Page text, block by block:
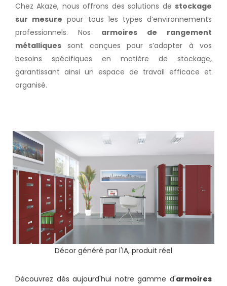
Chez Akaze, nous offrons des solutions de stockage
sur mesure pour tous les types d’environnements
professionnels. Nos armoires de rangement
métalliques sont conçues pour s’adapter à vos
besoins spécifiques en matière de stockage,
garantissant ainsi un espace de travail efficace et
organisé.
Décor généré par l'IA, produit réel
Découvrez dès aujourd'hui notre gamme d'armoires